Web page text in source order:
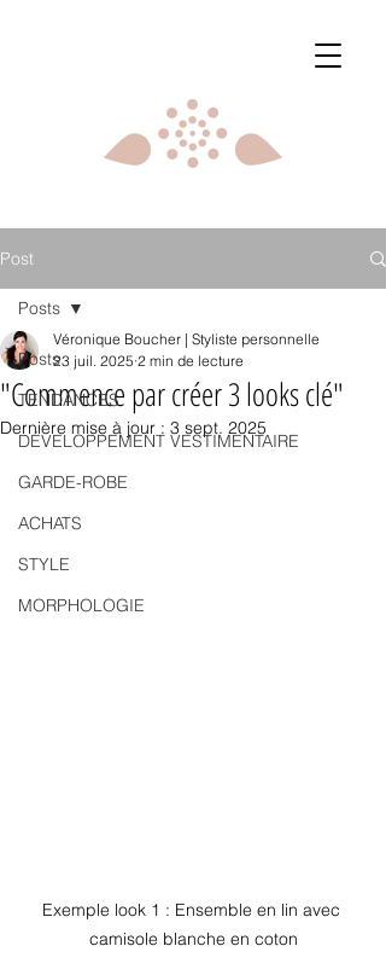
Post
Posts
TENDANCES
DÉVELOPPEMENT VESTIMENTAIRE
GARDE-ROBE
ACHATS
STYLE
MORPHOLOGIE
Posts
"Commence par créer 3 looks clé"
Véronique Boucher | Styliste personnelle
23 juil. 2025 2 min de lecture
Dernière mise à jour : 3 sept. 2025
Exemple look 1 : Ensemble en lin avec
camisole blanche en coton